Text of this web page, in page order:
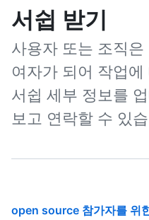
서쉽 받기
사용자 또는 조직
여자가 되어 작업
서쉽 세부 정보를
보고 연락할 수 있
open source 참가자를 위